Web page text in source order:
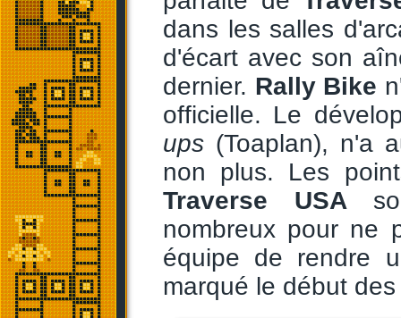
dans les salles
d'écart avec son
dernier. Rally Bike
officielle. Le
ups (Toaplan), n'a
non plus. Les
Traverse USA
nombreux pour ne
équipe de rendre
marqué le début